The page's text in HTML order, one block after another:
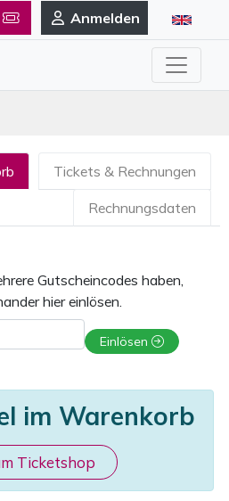
Anmelden
Tickets & Rechnungen
Rechnungsdaten
Gutscheincodes haben,
hier einlösen.
Einlösen
im Warenkorb
Ticketshop